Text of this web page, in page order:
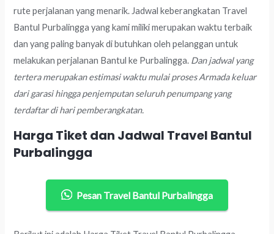
rute perjalanan yang menarik. Jadwal keberangkatan Travel
Bantul Purbalingga yang kami miliki merupakan waktu terbaik
dan yang paling banyak di butuhkan oleh pelanggan untuk
melakukan perjalanan Bantul ke Purbalingga. Dan jadwal yang
tertera merupakan estimasi waktu mulai proses Armada keluar
dari garasi hingga penjemputan seluruh penumpang yang
terdaftar di hari pemberangkatan.
Harga Tiket dan Jadwal Travel Bantul
Purbalingga
Pesan Travel Bantul Purbalingga